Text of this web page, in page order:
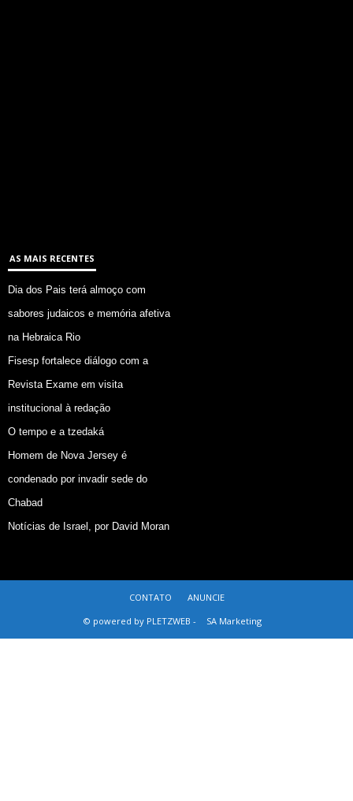
AS MAIS RECENTES
Dia dos Pais terá almoço com
sabores judaicos e memória afetiva
na Hebraica Rio
Fisesp fortalece diálogo com a
Revista Exame em visita
institucional à redação
O tempo e a tzedaká
Homem de Nova Jersey é
condenado por invadir sede do
Chabad
Notícias de Israel, por David Moran
CONTATO
ANUNCIE
© powered by PLETZWEB -
SA Marketing